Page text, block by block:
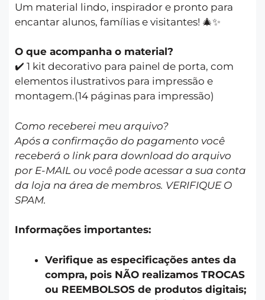
Um material lindo, inspirador e pronto para
encantar alunos, famílias e visitantes! 🎄✨
O que acompanha o material?
✔️ 1 kit decorativo para painel de porta, com
elementos ilustrativos para impressão e
montagem.(14 páginas para impressão)
Como receberei meu arquivo?
Após a confirmação do pagamento você
receberá o link para download do arquivo
por E-MAIL ou você pode acessar a sua conta
da loja na área de membros. VERIFIQUE O
SPAM.
Informações importantes:
Verifique as especificações antes da
compra, pois NÃO realizamos TROCAS
ou REEMBOLSOS de produtos digitais;